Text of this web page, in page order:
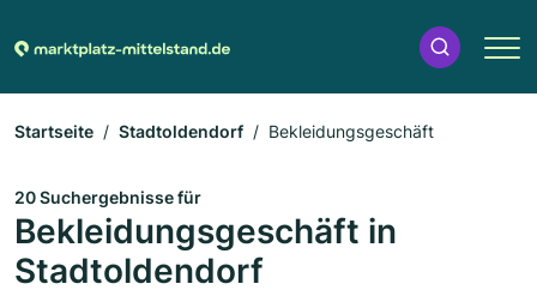
Startseite Stadtoldendorf Bekleidungsgeschäft
20 Suchergebnisse für
Bekleidungsgeschäft in
Stadtoldendorf